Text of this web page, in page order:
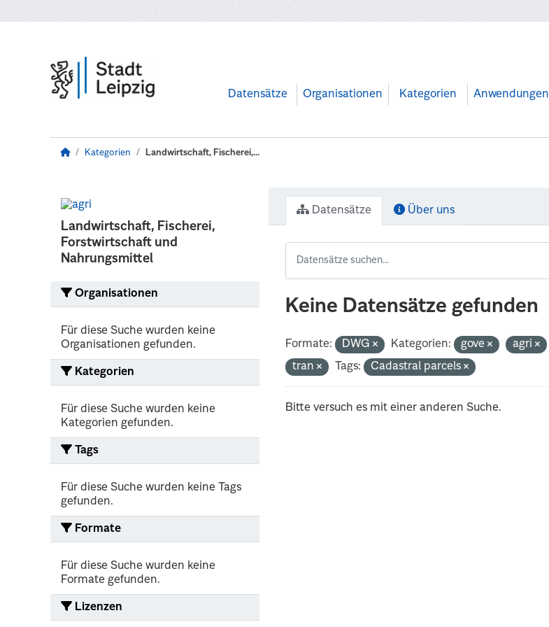
Datensätze Organisationen Kategorien Anwendungen
Kategorien Landwirtschaft, Fischerei,...
Landwirtschaft, Fischerei,
Forstwirtschaft und
Nahrungsmittel
Organisationen
Für diese Suche wurden keine
Organisationen gefunden.
Kategorien
Für diese Suche wurden keine
Kategorien gefunden.
Tags
Für diese Suche wurden keine Tags
gefunden.
Formate
Für diese Suche wurden keine
Formate gefunden.
Lizenzen
Datensätze Über uns
Keine Datensätze gefunden
Formate: DWG Kategorien: gove agri
tran
Tags: Cadastral parcels
Bitte versuch es mit einer anderen Suche.